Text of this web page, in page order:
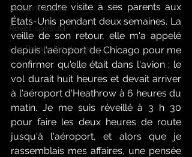
Le Saint-Esprit
Réveil spirituel
Les Paraboles de Jésus
pour rendre visite à ses parents aux
États-Unis pendant deux semaines. La
veille de son retour, elle m'a appelé
depuis l'aéroport de Chicago pour me
confirmer qu'elle était dans l'avion ; le
vol durait huit heures et devait arriver
à l'aéroport d'Heathrow à 6 heures du
matin. Je me suis réveillé à 3 h 30
pour faire les deux heures de route
jusqu'à l'aéroport, et alors que je
rassemblais mes affaires, une pensée